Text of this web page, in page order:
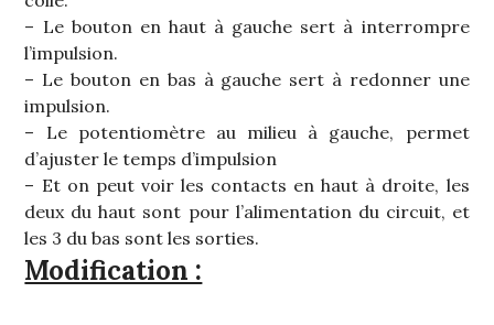
– Le bouton en haut à gauche sert à interrompre
l’impulsion.
– Le bouton en bas à gauche sert à redonner une
impulsion.
– Le potentiomètre au milieu à gauche, permet
d’ajuster le temps d’impulsion
– Et on peut voir les contacts en haut à droite, les
deux du haut sont pour l’alimentation du circuit, et
les 3 du bas sont les sorties.
Modification :